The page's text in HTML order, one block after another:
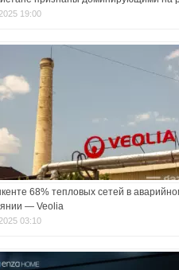
19:00
68% тепловых сетей в
— Veolia
03:10